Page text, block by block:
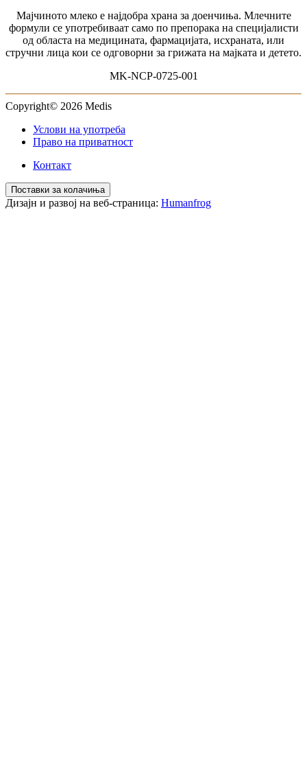
За доенчиња со алергија
Мајчиното млеко е најдобра храна за доенчиња. Млечните
формули се употребиваат само по препорака на специјалисти
од областа на медицината, фармацијата, исхраната, или
стручни лица кои се одговорни за грижата на мајката и детето.
MK-NCP-0725-001
Copyright© 2026 Medis
Услови на употреба
Право на приватност
Контакт
Поставки за колачиња
Дизајн и развој на веб-страница: Humanfrog